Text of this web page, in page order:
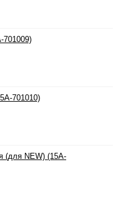
701009)
701010)
(для NEW) (15A-